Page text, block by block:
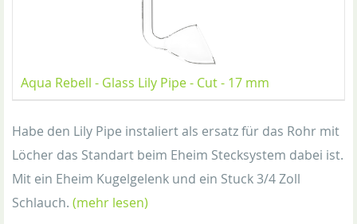
Aqua Rebell - Glass Lily Pipe - Cut - 17 mm
Habe den Lily Pipe instaliert als ersatz für das Rohr mit
Löcher das Standart beim Eheim Stecksystem dabei ist.
Mit ein Eheim Kugelgelenk und ein Stuck 3/4 Zoll
Schlauch. (mehr lesen)